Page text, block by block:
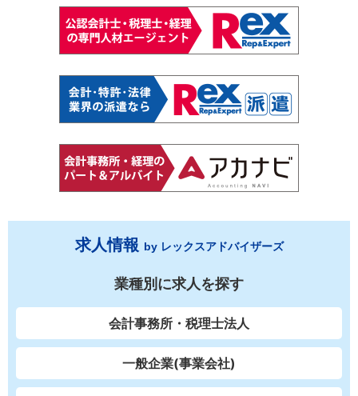
求人情報 by レックスアドバイザーズ
業種別に求人を探す
会計事務所・税理士法人
一般企業(事業会社)